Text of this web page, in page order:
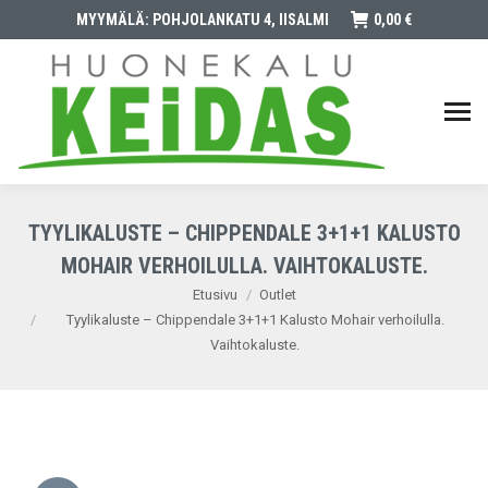
MYYMÄLÄ: POHJOLANKATU 4, IISALMI 0,00 €
TYYLIKALUSTE – CHIPPENDALE 3+1+1 KALUSTO
MOHAIR VERHOILULLA. VAIHTOKALUSTE.
Etusivu
Outlet
Tyylikaluste – Chippendale 3+1+1 Kalusto Mohair verhoilulla.
Vaihtokaluste.